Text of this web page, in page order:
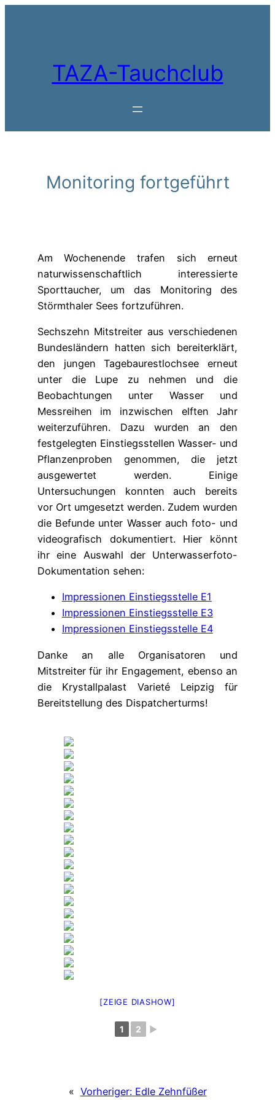
TAZA-Tauchclub
Monitoring fortgeführt
Am Wochenende trafen sich erneut
naturwissenschaftlich interessierte
Sporttaucher, um das Monitoring des
Störmthaler Sees fortzuführen.
Sechszehn Mitstreiter aus verschiedenen
Bundesländern hatten sich bereiterklärt,
den jungen Tagebaurestlochsee erneut
unter die Lupe zu nehmen und die
Beobachtungen unter Wasser und
Messreihen im inzwischen elften Jahr
weiterzuführen. Dazu wurden an den
festgelegten Einstiegsstellen Wasser- und
Pflanzenproben genommen, die jetzt
ausgewertet werden. Einige
Untersuchungen konnten auch bereits
vor Ort umgesetzt werden. Zudem wurden
die Befunde unter Wasser auch foto- und
videografisch dokumentiert. Hier könnt
ihr eine Auswahl der Unterwasserfoto-
Dokumentation sehen:
Impressionen Einstiegsstelle E1
Impressionen Einstiegsstelle E3
Impressionen Einstiegsstelle E4
Danke an alle Organisatoren und
Mitstreiter für ihr Engagement, ebenso an
die Krystallpalast Varieté Leipzig für
Bereitstellung des Dispatcherturms!
[ZEIGE DIASHOW]
1 2 ►
« Vorheriger: Edle Zehnfüßer